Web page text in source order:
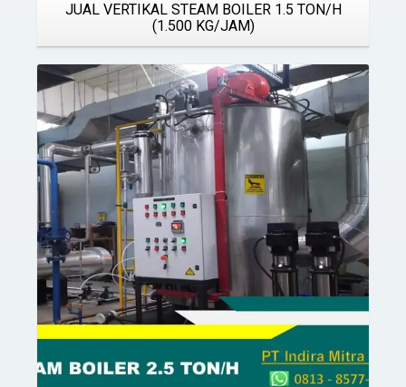
JUAL VERTIKAL STEAM BOILER 1.5 TON/H
(1.500 KG/JAM)